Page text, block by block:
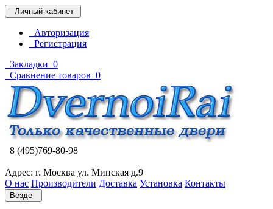
Личный кабинет
Авторизация
Регистрация
Закладки 0
Сравнение товаров 0
8 (495)769-80-98
Адрес: г. Москва ул. Минская д.9
О нас Производители Доставка Установка Контакты
Везде